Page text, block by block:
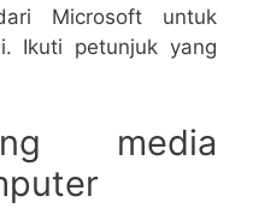
Microsoft untuk
Ikuti petunjuk yang
media